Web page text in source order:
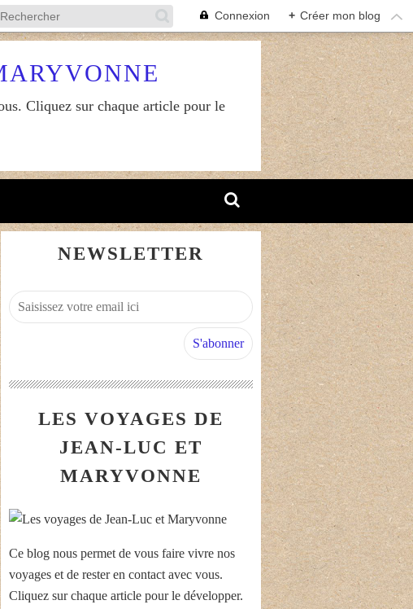
Connexion + Créer mon blog
Cliquez sur chaque article pour le
NEWSLETTER
LES VOYAGES DE
JEAN-LUC ET
MARYVONNE
Ce blog nous permet de vous faire vivre nos
voyages et de rester en contact avec vous.
Cliquez sur chaque article pour le développer.